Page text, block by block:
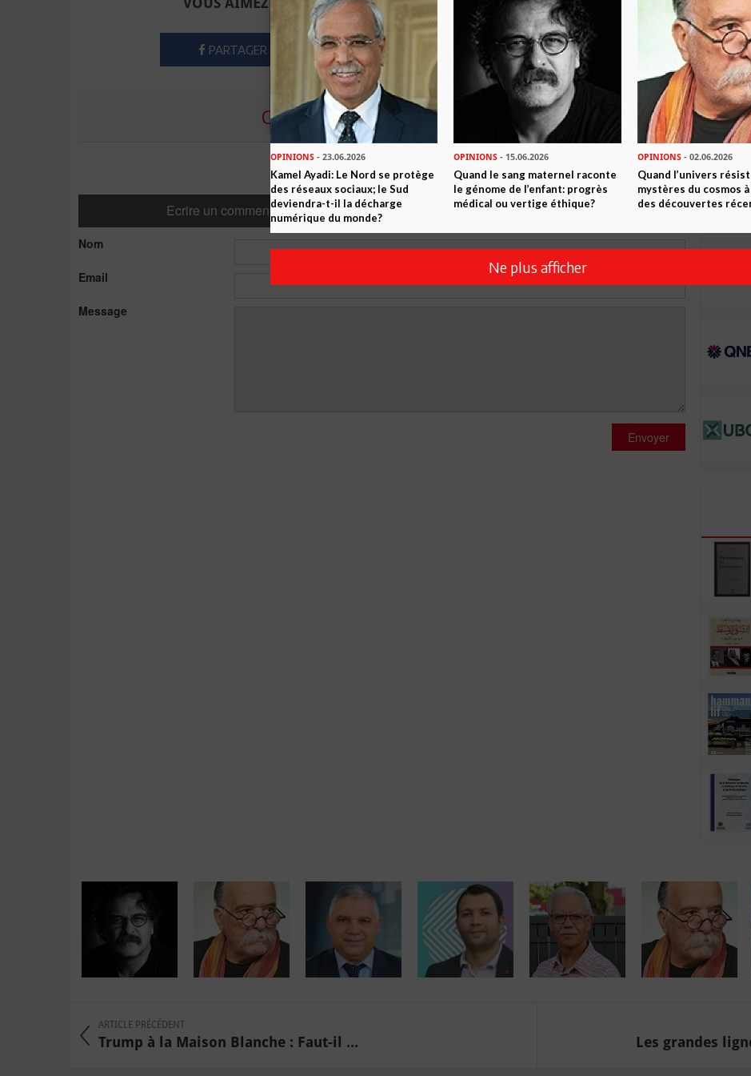
PARTAGER TWEETER ABONNEZ-VOUS
COMMENTER CET ARTICLE
0 Commentaires
Ecrire un commentaire Commenter
Nom
Email
Message
Envoyer
ARTICLE PRÉCÉDENT
Trump à la Maison Blanche : Faut-il ... Les grandes
OPINIONS - 23.06.2026
Kamel Ayadi: Le Nord se protège
des réseaux sociaux; le Sud
deviendra-t-il la décharge
numérique du monde?
OPINIONS - 15.06.2026
Quand le sang maternel raconte
le génome de l’enfant: progrès
médical ou vertige éthique?
OPINIONS- 02.06.2026
Quand l’univers
mystères du cosmos à
des découvertes
Ne plus afficher